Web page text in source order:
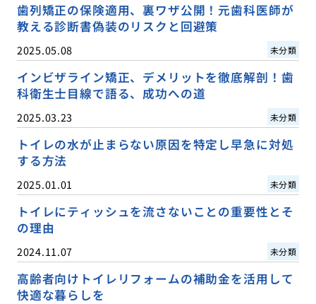
歯列矯正の保険適用、裏ワザ公開！元歯科医師が
教える診断書偽装のリスクと回避策
2025.05.08 未分類
インビザライン矯正、デメリットを徹底解剖！歯
科衛生士目線で語る、成功への道
2025.03.23 未分類
トイレの水が止まらない原因を特定し早急に対処
する方法
2025.01.01 未分類
トイレにティッシュを流さないことの重要性とそ
の理由
2024.11.07 未分類
高齢者向けトイレリフォームの補助金を活用して
快適な暮らしを